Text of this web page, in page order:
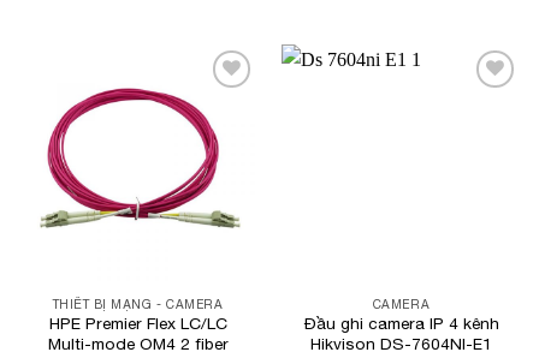
Wishlist
THIẾT BỊ MẠNG - CAMERA
HPE Premier Flex LC/LC
Multi-mode OM4 2 fiber
CAMERA
Đầu ghi camera IP 4 kênh
Hikvison DS-7604NI-E1